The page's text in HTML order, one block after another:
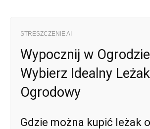
STRESZCZENIE AI
Wypocznij w
Wybierz Idealny Leżak
Ogrodowy
Gdzie można kupić leżak